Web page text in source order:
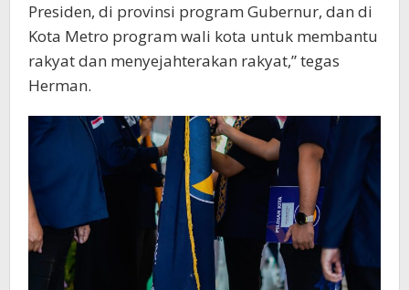
Presiden, di provinsi program Gubernur, dan di
Kota Metro program wali kota untuk membantu
rakyat dan menyejahterakan rakyat,” tegas
Herman.